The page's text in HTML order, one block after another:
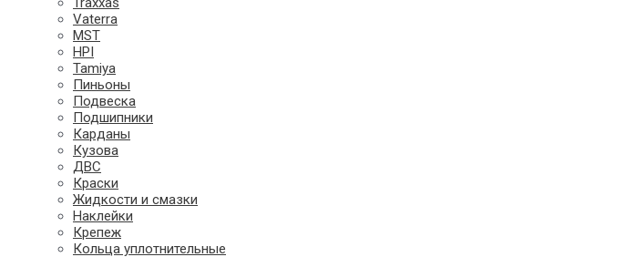
Vaterra
MST
HPI
Tamiya
Пиньоны
Подвеска
Подшипники
Карданы
Кузова
ДВС
Краски
Жидкости и смазки
Наклейки
Крепеж
Кольца уплотнительные